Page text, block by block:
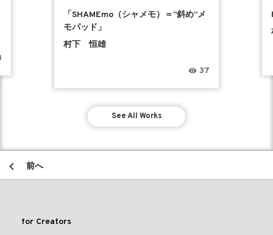
「SHAMEmo（シャメモ）＝“斜め”メ
モパッド」
村下 恒雄
37
See All Works
前へ
for Creators